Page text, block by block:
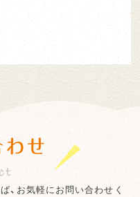
せ
、お気軽にお問い合わせく